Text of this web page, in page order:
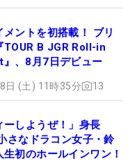
メントを初搭載！ ブリ
TOUR B JGR Roll-in
、8月7日デビュー
日 (土) 11時35分 13
ーしようぜ！」身長
さなドラコン女子・鈴
初のホールインワン！